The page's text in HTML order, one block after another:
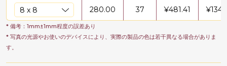
280.00 37 ¥481.41 ¥
* 備考：1mm±1mm程度の誤差あり
* 写真の光源やお使いのデバイスにより、実際の製品の色は若干異なる場合がありま
す。